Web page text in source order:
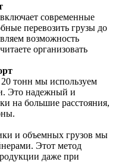
современные
перевозить грузы до
возможность
организовать
тонн мы используем
Это надежный и
на большие расстояния,
и объемных грузов мы
Этот метод
даже при